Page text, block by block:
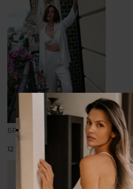
БРЮКИ ПРЯМЫЕ БЕЛЫЕ
12 150 ₽
12 150